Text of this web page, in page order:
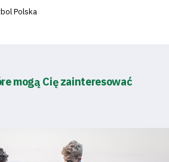
Polska
mogą Cię zainteresować